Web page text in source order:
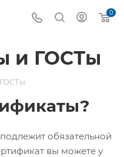
0
и ГОСТы
обязательной
вы можете у